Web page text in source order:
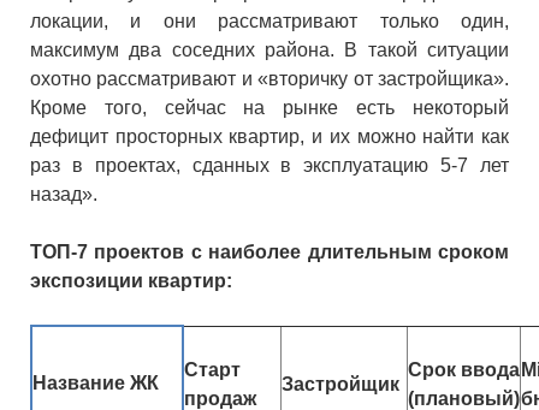
локации, и они рассматривают только один,
максимум два соседних района. В такой ситуации
охотно рассматривают и «вторичку от застройщика».
Кроме того, сейчас на рынке есть некоторый
дефицит просторных квартир, и их можно найти как
раз в проектах, сданных в эксплуатацию 5-7 лет
назад».
ТОП-7 проектов с наиболее длительным сроком
экспозиции квартир:
Название ЖК
Старт
продаж
Застройщик
Срок ввода
(плановый)